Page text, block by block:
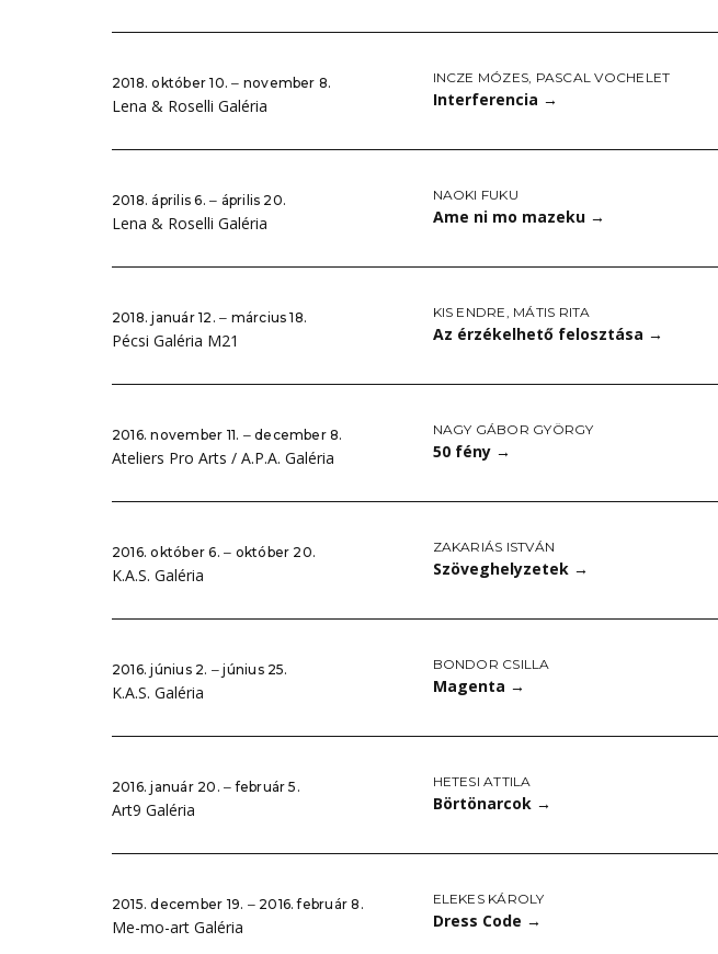
2018. október 10. ‒ november 8.
Lena & Roselli Galéria
INCZE MÓZES PASCAL VOCHELET
Interferencia →
2018. április 6. ‒ április 20.
Lena & Roselli Galéria
NAOKI FUKU
Ame ni mo mazeku →
2018. január 12. ‒ március 18.
Pécsi Galéria M21
KIS ENDRE MÁTIS RITA
Az érzékelhető felosztása →
2016. november 11. ‒ december 8.
Ateliers Pro Arts / A.P.A. Galéria
NAGY GÁBOR GYÖRGY
50 fény →
2016. október 6. ‒ október 20.
K.A.S. Galéria
ZAKARIÁS ISTVÁN
Szöveghelyzetek →
2016. június 2. ‒ június 25.
K.A.S. Galéria
BONDOR CSILLA
Magenta →
2016. január 20. ‒ február 5.
Art9 Galéria
HETESI ATTILA
Börtönarcok →
2015. december 19. ‒ 2016. február 8.
Me-mo-art Galéria
ELEKES KÁROLY
Dress Code →